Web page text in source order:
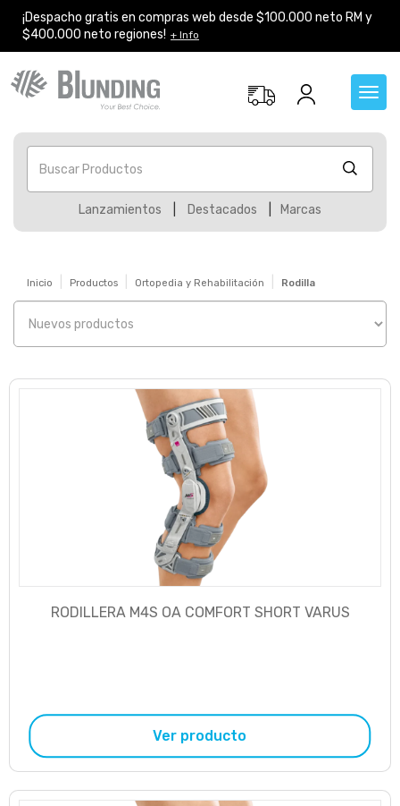
¡Despacho gratis en compras web desde $100.000 neto RM y
$400.000 neto regiones! + Info
Buscar Productos
Lanzamientos Destacados Marcas
Inicio Productos Ortopedia y Rehabilitación Rodilla
RODILLERA M4S OA COMFORT SHORT VARUS
Ver producto